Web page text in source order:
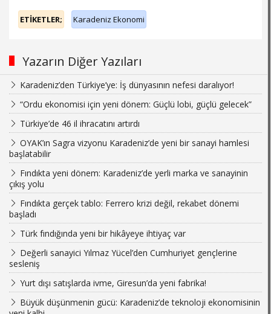
ETİKETLER; Karadeniz Ekonomi
Yazarın Diğer Yazıları
Karadeniz’den Türkiye’ye: İş dünyasının nefesi daralıyor!
“Ordu ekonomisi için yeni dönem: Güçlü lobi, güçlü gelecek”
Türkiye’de 46 il ihracatını artırdı
OYAK’ın Sagra vizyonu Karadeniz’de yeni bir sanayi hamlesi
başlatabilir
Fındıkta yeni dönem: Karadeniz’de yerli marka ve sanayinin
çıkış yolu
Fındıkta gerçek tablo: Ferrero krizi değil, rekabet dönemi
başladı
Türk fındığında yeni bir hikâyeye ihtiyaç var
Değerli sanayici Yılmaz Yücel’den Cumhuriyet gençlerine
sesleniş
Yurt dışı satışlarda ivme, Giresun’da yeni fabrika!
Büyük düşünmenin gücü: Karadeniz’de teknoloji ekonomisinin